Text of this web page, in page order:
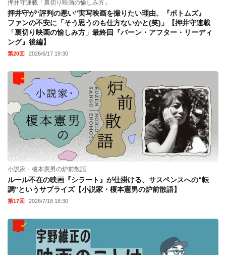
押井守連載「裏切り映画の愉しみ方」
押井守が“評判の悪い”実写映画を撮りたい理由。『ボトムズ』
ファンの不安に「そう思うのも仕方ないかと(笑)」【押井守連載
「裏切り映画の愉しみ方」最終回『バーン・アフター・リーディ
ング』後編】
第20回 2026/6/17 19:30
小説家・榎本憲男の炉前散語
ルール不在の映画『シラート』が仕掛ける、サスペンスへの“転
調”というサプライズ【小説家・榎本憲男の炉前散語】
第17回 2026/7/18 18:30